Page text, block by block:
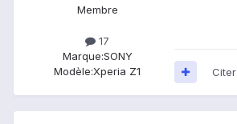
Membre
17
Marque:SONY
Modèle:Xperia Z1 Citer